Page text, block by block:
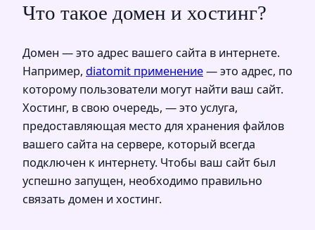
Что такое домен и хостинг?
Домен — это адрес вашего сайта в интернете.
Например, diatomit применение— это адрес, по
которому пользователи могут найти ваш сайт.
Хостинг, в свою очередь, — это услуга,
предоставляющая место для хранения файлов
вашего сайта на сервере, который всегда
подключен к интернету. Чтобы ваш сайт был
успешно запущен, необходимо правильно
связать домен и хостинг.